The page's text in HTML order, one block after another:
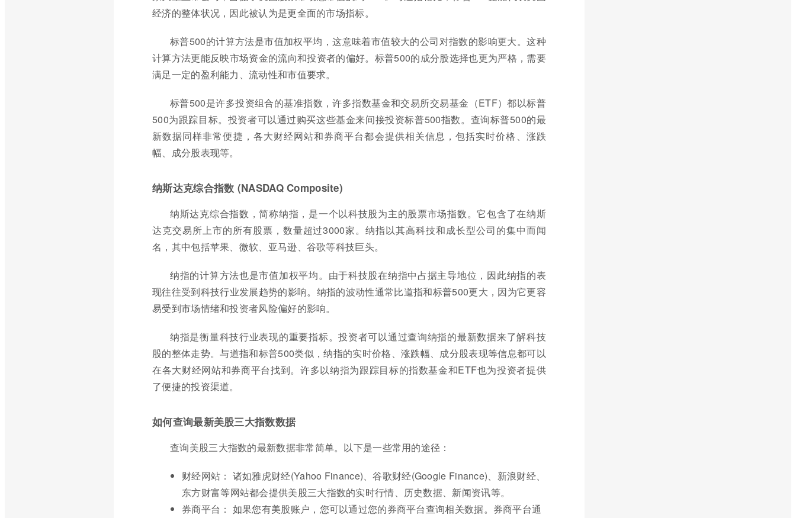
经济的整体状况，因此被认为是更全面的市场指标。
标普500的计算方法是市值加权平均，这意味着市值较大的公司对指数的影响更大。这种
计算方法更能反映市场资金的流向和投资者的偏好。标普500的成分股选择也更为严格，需要
满足一定的盈利能力、流动性和市值要求。
标普500是许多投资组合的基准指数，许多指数基金和交易所交易基金（ETF）都以标普
500为跟踪目标。投资者可以通过购买这些基金来间接投资标普500指数。查询标普500的最
新数据同样非常便捷，各大财经网站和券商平台都会提供相关信息，包括实时价格、涨跌
幅、成分股表现等。
纳斯达克综合指数 (NASDAQ Composite)
纳斯达克综合指数，简称纳指，是一个以科技股为主的股票市场指数。它包含了在纳斯
达克交易所上市的所有股票，数量超过3000家。纳指以其高科技和成长型公司的集中而闻
名，其中包括苹果、微软、亚马逊、谷歌等科技巨头。
纳指的计算方法也是市值加权平均。由于科技股在纳指中占据主导地位，因此纳指的表
现往往受到科技行业发展趋势的影响。纳指的波动性通常比道指和标普500更大，因为它更容
易受到市场情绪和投资者风险偏好的影响。
纳指是衡量科技行业表现的重要指标。投资者可以通过查询纳指的最新数据来了解科技
股的整体走势。与道指和标普500类似，纳指的实时价格、涨跌幅、成分股表现等信息都可以
在各大财经网站和券商平台找到。许多以纳指为跟踪目标的指数基金和ETF也为投资者提供
了便捷的投资渠道。
如何查询最新美股三大指数数据
查询美股三大指数的最新数据非常简单。以下是一些常用的途径：
财经网站： 诸如雅虎财经(Yahoo Finance)、谷歌财经(Google Finance)、新浪财经、
东方财富等网站都会提供美股三大指数的实时行情、历史数据、新闻资讯等。
券商平台： 如果您有美股账户，您可以通过您的券商平台查询相关数据。券商平台通